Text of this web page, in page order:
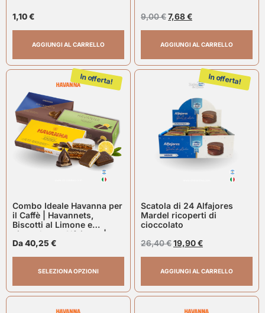
1,10€
AGGIUNGI AL CARRELLO
9,00€7,68€
AGGIUNGI AL CARRELLO
In offerta!
Combo Ideale Havanna per
il Caffè | Havannets,
Biscotti al Limone e
cioccolato e Alfajores |
Havanna
Da40,25 €
SELEZIONA OPZIONI
In offerta!
Scatola di 24 Alfajores
Mardel ricoperti di
cioccolato
26,40€19,90€
AGGIUNGI AL CARRELLO